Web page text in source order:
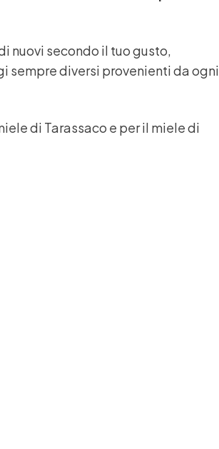
nuovi secondo il tuo gusto,
sempre diversi provenienti da ogni
di Tarassaco e per il miele di